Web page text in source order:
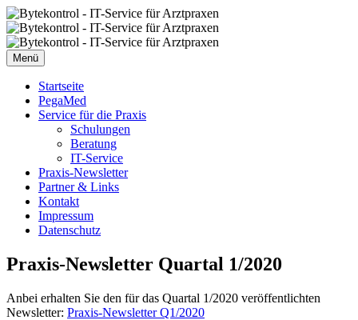
Zum
Inhalt
springen
Menü
Startseite
PegaMed
Service für die Praxis
Schulungen
Beratung
IT-Service
Praxis-Newsletter
Partner & Links
Kontakt
Impressum
Datenschutz
Praxis-Newsletter Quartal 1/2020
Anbei erhalten Sie den für das Quartal 1/2020 veröffentlichten
Newsletter: Praxis-Newsletter Q1/2020